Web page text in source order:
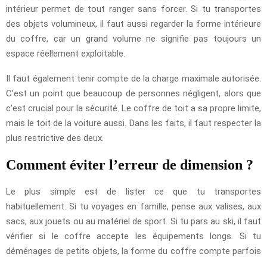
intérieur permet de tout ranger sans forcer. Si tu transportes
des objets volumineux, il faut aussi regarder la forme intérieure
du coffre, car un grand volume ne signifie pas toujours un
espace réellement exploitable.
Il faut également tenir compte de la charge maximale autorisée.
C’est un point que beaucoup de personnes négligent, alors que
c’est crucial pour la sécurité. Le coffre de toit a sa propre limite,
mais le toit de la voiture aussi. Dans les faits, il faut respecter la
plus restrictive des deux.
Comment éviter l’erreur de dimension ?
Le plus simple est de lister ce que tu transportes
habituellement. Si tu voyages en famille, pense aux valises, aux
sacs, aux jouets ou au matériel de sport. Si tu pars au ski, il faut
vérifier si le coffre accepte les équipements longs. Si tu
déménages de petits objets, la forme du coffre compte parfois